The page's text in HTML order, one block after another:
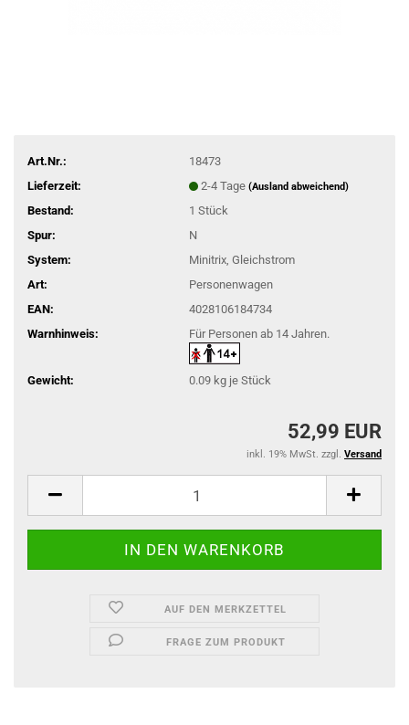
Art.Nr.:
18473
Lieferzeit:
2-4 Tage (Ausland abweichend)
Bestand: 1 Stück
Spur:
N
System:
Minitrix, Gleichstrom
Art:
Personenwagen
EAN:
4028106184734
Warnhinweis:
Für Personen ab 14 Jahren.
Gewicht: 0.09kg je Stück
52,99 EUR
inkl. 19% MwSt. zzgl. Versand
AUF DEN MERKZETTEL
FRAGE ZUM PRODUKT